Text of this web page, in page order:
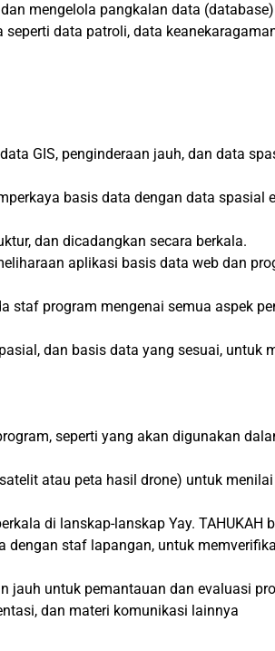
mengelola pangkalan data
data patroli, data
GIS, penginderaan jauh, dan data
basis data dengan data spasial
dan dicadangkan secara berkala.
aplikasi basis data web dan
staf program mengenai semua aspek
dan basis data yang sesuai,
seperti yang akan digunakan
atau peta hasil drone) untuk
di lanskap-lanskap Yay. TAHUKAH
dengan staf lapangan, untuk
jauh untuk pemantauan dan evaluasi
dan materi komunikasi lainnya